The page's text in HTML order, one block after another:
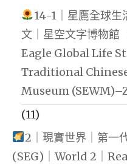
14-1｜星鷹全球生
文｜星空文字博物
Eagle Global Life
Traditional
Museum
(11)
2｜現實世界｜第一
(SEG)｜World 2｜